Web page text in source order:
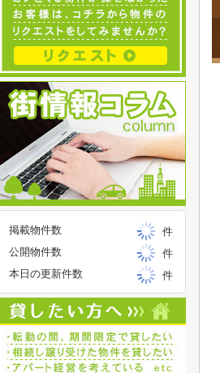
掲載物件数
件
公開物件数
件
本日の更新件数
件